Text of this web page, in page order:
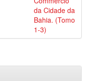
da Cidade da
Bahia. (Tomo
1-3)